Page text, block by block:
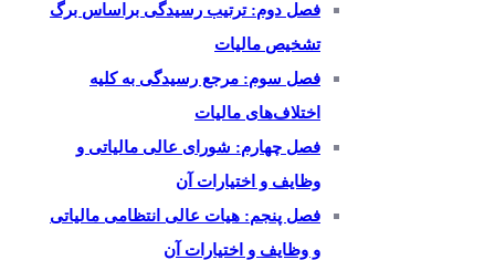
فصل دوم: ترتیب رسیدگی براساس برگ
تشخیص مالیات
فصل سوم: مرجع رسیدگی به کلیه
اختلاف‌های مالیات
فصل چهارم: شورای عالی مالیاتی و
وظایف و اختیارات آن
فصل پنجم: هیات عالی انتظامی مالیاتی
و وظایف و اختیارات آن